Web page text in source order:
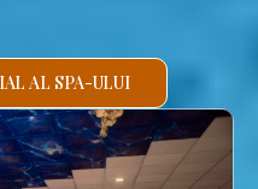
AL SPA-ULUI